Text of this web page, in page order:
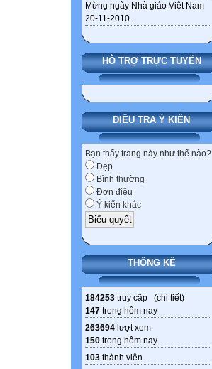
Mừng ngày Nhà giáo Việt Nam
20-11-2010...
HỖ TRỢ TRỰC TUYẾN
ĐIỀU TRA Ý KIẾN
Bạn thấy trang này như thế nào?
Đẹp
Bình thường
Đơn điệu
Ý kiến khác
THỐNG KÊ
184253 truy cập (chi tiết)
147 trong hôm nay
263694 lượt xem
150 trong hôm nay
103 thành viên